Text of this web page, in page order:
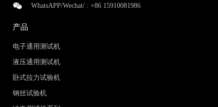
WhatsAPP/Wechat/ :+86 15910081986
产品
电子通用测试机
液压通用测试机
卧式拉力试验机
钢丝试验机